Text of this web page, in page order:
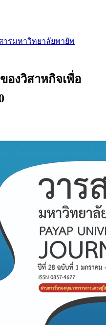
ารมหาวิทยาลัยพายัพ
องวิสาหกิจเพื่อ